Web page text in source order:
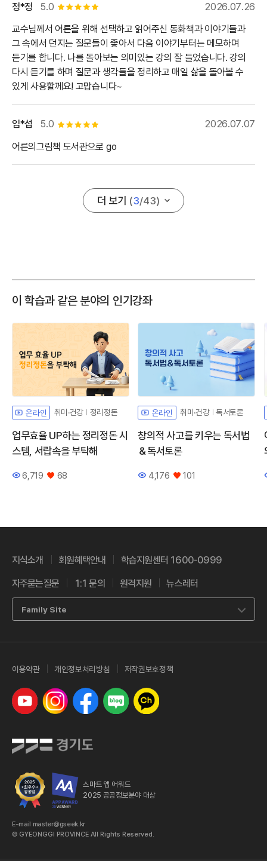
5.0 별점 5개
정*정
2026.07.26
교수님께서 어른을 위해 선택하고 읽어주신 동화책과 이야기들과
그 속에서 던지는 질문들이 좋아서 다음 이야기부터는 메모하며
듣기를 합니다. 나를 돌아보는 의미있는 강의 잘 들었습니다. 강의
다시 듣기를 하며 질문과 생각들을 정리하고 매일 삶을 돌아볼 수
있게 사용할께요! 고맙습니다~
5.0 별점 5개
임*섭
2026.07.07
어른의그림책 도서관으로 go
더 보기 (3/43)
이 학습과 같은 분야의 인기강좌
온라인 취미·건강 정리정돈
업무효율 UP하는 정리정돈 시
스템, 서랍속을 부탁해
조회수
6,719
좋아요
68
온라인 취미·건강 독서토론
창의적 사고를 키우는 독서법
＆독서토론
조회수
4,176
좋아요
101
지식소개 회원혜택안내 학습지원센터 1600-0999
자주묻는질문 1:1 문의 원격지원 뉴스레터
Family Site
이용약관 개인정보처리방침 저작권보호정책
유튜브 인스타그램 페이스북 네이버 블로그카카오톡 채널
스마트 앱 어워드
2025 공공정보분야 대상
E-mail master@gseek.kr
© GYEONGGI PROVINCE All Rights Reserved.